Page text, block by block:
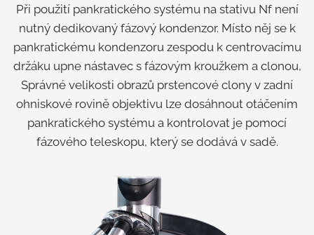
Při použití pankratického systému na stativu Nf není
nutný dedikovaný fázový kondenzor. Místo něj se k
pankratickému kondenzoru zespodu k centrovacímu
držáku upne nástavec s fázovým kroužkem a clonou,
Správné velikosti obrazů prstencové clony v zadní
ohniskové rovině objektivu lze dosáhnout otáčením
pankratického systému a kontrolovat je pomocí
fázového teleskopu, který se dodává v sadě.